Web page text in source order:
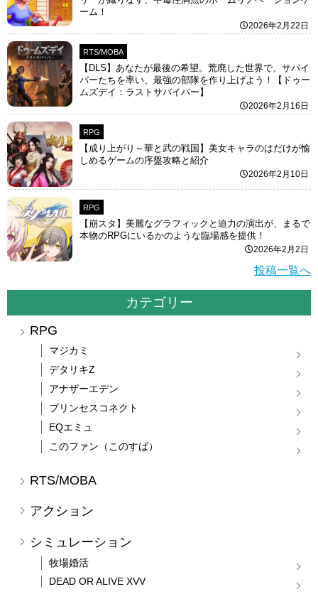
ーム！
2026年2月22日
RTS/MOBA
【DLS】あなたが最後の希望。荒廃した世界で、サバイ
バーたちを率い、最強の部隊を作り上げよう！【ドゥー
ムズデイ：ラストサバイバー】
2026年2月16日
RPG
【成り上がり～華と武の戦国】美女キャラのはだけが愉
しめるゲームの序盤攻略と紹介
2026年2月10日
RPG
【崩スタ】美麗なグラフィックと迫力の演出が、まるで
本物のRPGにいるかのような臨場感を提供！
2026年2月2日
投稿一覧へ
カテゴリー
RPG
マジカミ
デタリキZ
アナザーエデン
プリンセスコネクト
EQエミュ
このファン（このすば）
RTS/MOBA
アクション
シミュレーション
牧場婚活
DEAD OR ALIVE XVV